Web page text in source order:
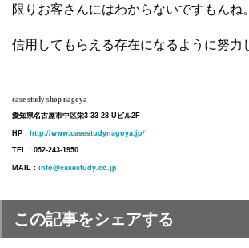
限りお客さんにはわからないですもんね。
信用してもらえる存在になるように努力
case study shop nagoya
愛知県名古屋市中区栄3-33-28 Uビル2F
HP : http://www.casestudynagoya.jp/
TEL : 052-243-1950
MAIL : info@casestudy.co.jp
この記事をシェアする